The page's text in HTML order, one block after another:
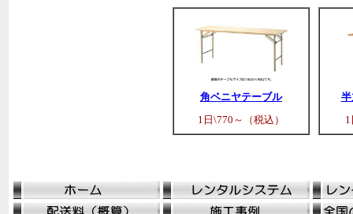
角ベニヤテーブル
1日\770～（税込）